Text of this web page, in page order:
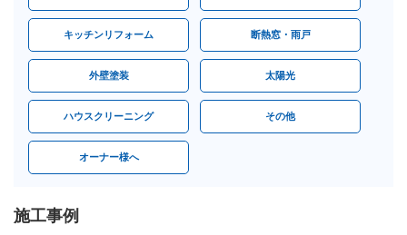
キッチンリフォーム 断熱窓・雨戸
外壁塗装 太陽光
ハウスクリーニング その他
オーナー様へ
施工事例